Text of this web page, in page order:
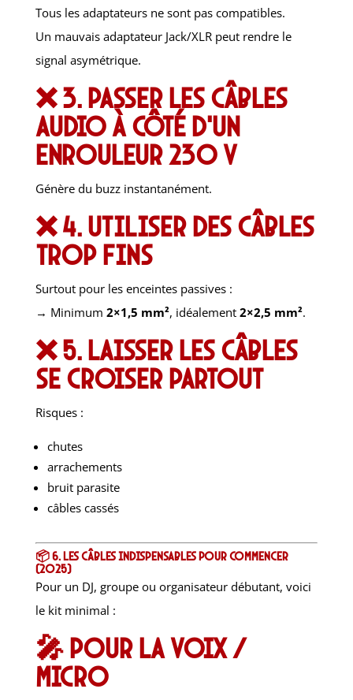
Tous les adaptateurs ne sont pas compatibles.
Un mauvais adaptateur Jack/XLR peut rendre le
signal asymétrique.
❌ 3. Passer les câbles
audio à côté d’un
enrouleur 230 V
Génère du buzz instantanément.
❌ 4. Utiliser des câbles
trop fins
Surtout pour les enceintes passives :
→ Minimum 2×1,5 mm², idéalement 2×2,5 mm².
❌ 5. Laisser les câbles
se croiser partout
Risques :
chutes
arrachements
bruit parasite
câbles cassés
📦 6. Les câbles indispensables pour commencer
(2025)
Pour un DJ, groupe ou organisateur débutant, voici
le kit minimal :
🎤 Pour la voix /
micro